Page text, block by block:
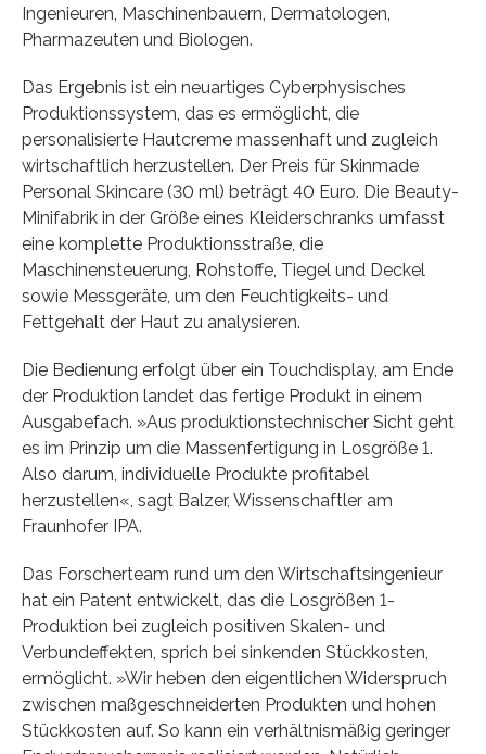
Ingenieuren, Maschinenbauern, Dermatologen,
Pharmazeuten und Biologen.
Das Ergebnis ist ein neuartiges Cyberphysisches
Produktionssystem, das es ermöglicht, die
personalisierte Hautcreme massenhaft und zugleich
wirtschaftlich herzustellen. Der Preis für Skinmade
Personal Skincare (30 ml) beträgt 40 Euro. Die Beauty-
Minifabrik in der Größe eines Kleiderschranks umfasst
eine komplette Produktionsstraße, die
Maschinensteuerung, Rohstoffe, Tiegel und Deckel
sowie Messgeräte, um den Feuchtigkeits- und
Fettgehalt der Haut zu analysieren.
Die Bedienung erfolgt über ein Touchdisplay, am Ende
der Produktion landet das fertige Produkt in einem
Ausgabefach. »Aus produktionstechnischer Sicht geht
es im Prinzip um die Massenfertigung in Losgröße 1.
Also darum, individuelle Produkte profitabel
herzustellen«, sagt Balzer, Wissenschaftler am
Fraunhofer IPA.
Das Forscherteam rund um den Wirtschaftsingenieur
hat ein Patent entwickelt, das die Losgrößen 1-
Produktion bei zugleich positiven Skalen- und
Verbundeffekten, sprich bei sinkenden Stückkosten,
ermöglicht. »Wir heben den eigentlichen Widerspruch
zwischen maßgeschneiderten Produkten und hohen
Stückkosten auf. So kann ein verhältnismäßig geringer